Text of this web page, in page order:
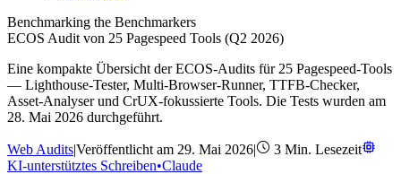
Benchmarking the Benchmarkers
ECOS Audit von 25 Pagespeed Tools (Q2 2026)
Eine kompakte Übersicht der ECOS-Audits für 25 Pagespeed-Tools
— Lighthouse-Tester, Multi-Browser-Runner, TTFB-Checker,
Asset-Analyser und CrUX-fokussierte Tools. Die Tests wurden am
28. Mai 2026 durchgeführt.
Web Audits|Veröffentlicht am 29. Mai 2026| 3 Min. Lesezeit
KI-unterstütztes Schreiben•Claude